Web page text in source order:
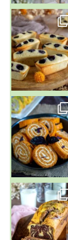
~ FINANCIERS MYRTILLES ET CITRON ~
Aujourd'hu